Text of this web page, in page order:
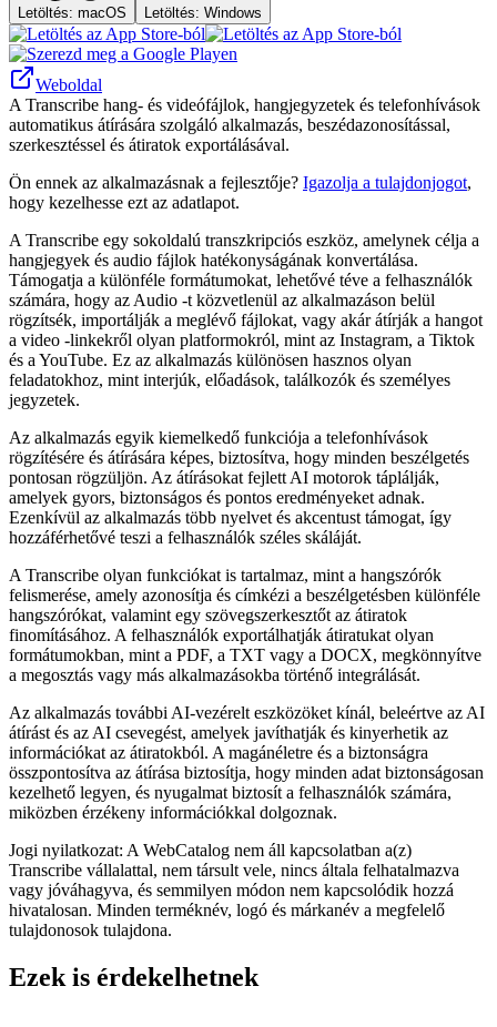
Letöltés: macOS Letöltés: Windows
Weboldal
A Transcribe hang- és videófájlok, hangjegyzetek és telefonhívások
automatikus átírására szolgáló alkalmazás, beszédazonosítással,
szerkesztéssel és átiratok exportálásával.
Ön ennek az alkalmazásnak a fejlesztője? Igazolja a tulajdonjogot,
hogy kezelhesse ezt az adatlapot.
A Transcribe egy sokoldalú transzkripciós eszköz, amelynek célja a
hangjegyek és audio fájlok hatékonyságának konvertálása.
Támogatja a különféle formátumokat, lehetővé téve a felhasználók
számára, hogy az Audio -t közvetlenül az alkalmazáson belül
rögzítsék, importálják a meglévő fájlokat, vagy akár átírják a hangot
a video -linkekről olyan platformokról, mint az Instagram, a Tiktok
és a YouTube. Ez az alkalmazás különösen hasznos olyan
feladatokhoz, mint interjúk, előadások, találkozók és személyes
jegyzetek.
Az alkalmazás egyik kiemelkedő funkciója a telefonhívások
rögzítésére és átírására képes, biztosítva, hogy minden beszélgetés
pontosan rögzüljön. Az átírásokat fejlett AI motorok táplálják,
amelyek gyors, biztonságos és pontos eredményeket adnak.
Ezenkívül az alkalmazás több nyelvet és akcentust támogat, így
hozzáférhetővé teszi a felhasználók széles skáláját.
A Transcribe olyan funkciókat is tartalmaz, mint a hangszórók
felismerése, amely azonosítja és címkézi a beszélgetésben különféle
hangszórókat, valamint egy szövegszerkesztőt az átiratok
finomításához. A felhasználók exportálhatják átiratukat olyan
formátumokban, mint a PDF, a TXT vagy a DOCX, megkönnyítve
a megosztás vagy más alkalmazásokba történő integrálását.
Az alkalmazás további AI-vezérelt eszközöket kínál, beleértve az AI
átírást és az AI csevegést, amelyek javíthatják és kinyerhetik az
információkat az átiratokból. A magánéletre és a biztonságra
összpontosítva az átírása biztosítja, hogy minden adat biztonságosan
kezelhető legyen, és nyugalmat biztosít a felhasználók számára,
miközben érzékeny információkkal dolgoznak.
Jogi nyilatkozat: A WebCatalog nem áll kapcsolatban a(z)
Transcribe vállalattal, nem társult vele, nincs általa felhatalmazva
vagy jóváhagyva, és semmilyen módon nem kapcsolódik hozzá
hivatalosan. Minden terméknév, logó és márkanév a megfelelő
tulajdonosok tulajdona.
Ezek is érdekelhetnek